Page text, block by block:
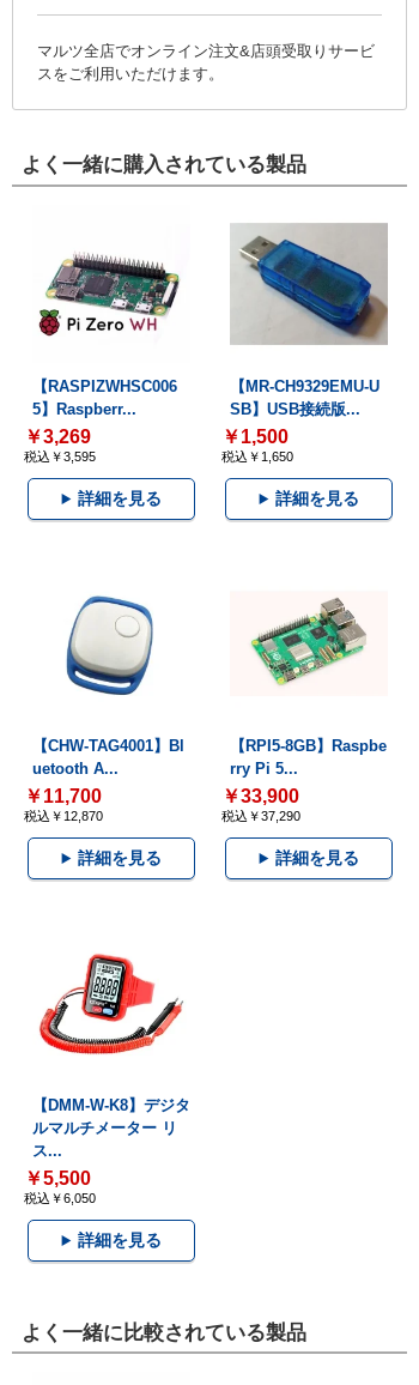
マルツ全店でオンライン注文&店頭受取りサービ
スをご利用いただけます。
よく一緒に購入されている製品
【RASPIZWHSC006
5】Raspberr...
￥3,269
税込￥3,595
詳細を見る
【MR-CH9329EMU-U
SB】USB接続版...
￥1,500
税込￥1,650
詳細を見る
【CHW-TAG4001】Bl
uetooth A...
￥11,700
税込￥12,870
詳細を見る
【RPI5-8GB】Raspbe
rry Pi 5...
￥33,900
税込￥37,290
詳細を見る
【DMM-W-K8】デジタ
ルマルチメーター リ
ス...
￥5,500
税込￥6,050
詳細を見る
よく一緒に比較されている製品